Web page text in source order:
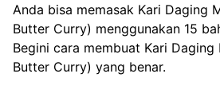
Anda bisa memasak Kari Daging
Butter Curry) menggunakan 15
Begini cara membuat Kari
Butter Curry) yang benar.